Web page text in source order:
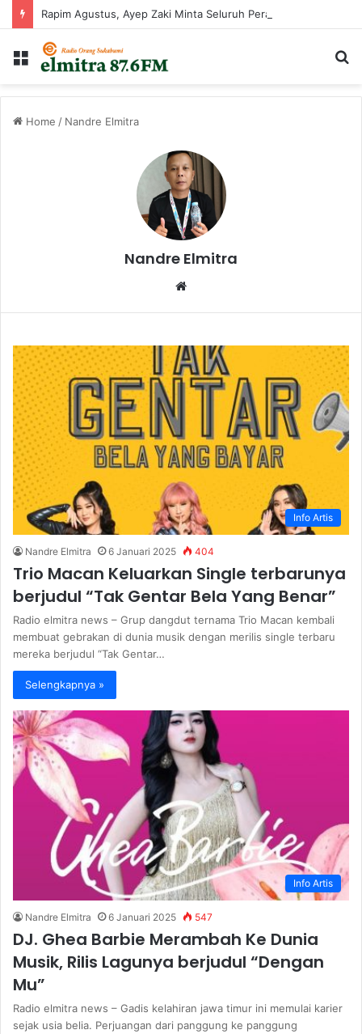
Menu
Home / Nandre Elmitra
Nandre Elmitra
s
i
t
Info Artis
Nandre Elmitra 6 Januari 2025 404
Trio Macan Keluarkan Single terbarunya
berjudul “Tak Gentar Bela Yang Benar”
Radio elmitra news – Grup dangdut ternama Trio Macan kembali
membuat gebrakan di dunia musik dengan merilis single terbaru
mereka berjudul “Tak Gentar…
Selengkapnya »
Info Artis
Nandre Elmitra 6 Januari 2025 547
DJ. Ghea Barbie Merambah Ke Dunia
Musik, Rilis Lagunya berjudul “Dengan
Mu”
Radio elmitra news – Gadis kelahiran jawa timur ini memulai karier
sejak usia belia. Perjuangan dari panggung ke panggung